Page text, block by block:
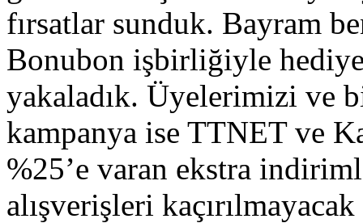
fırsatlar sunduk. Bayram
Bonubon işbirliğiyle hediye
yakaladık. Üyelerimizi ve
kampanya ise TTNET ve
%25’e varan ekstra
alışverişleri